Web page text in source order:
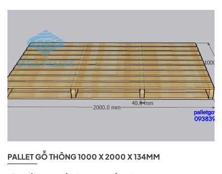
PALLET GỖ THÔNG 1000 X 2000 X 134MM